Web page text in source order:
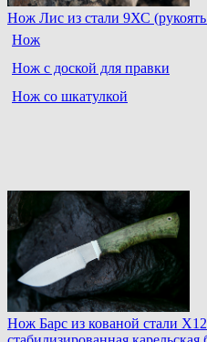
Нож Лис из стали 9ХС
Нож
Нож с доской для правки
Нож со шкатулкой
Нож Барс из кованой стали